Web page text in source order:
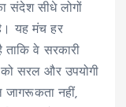
संदेश सीधे लोगों
यह मंच हर
ताकि वे सरकारी
सरल और उपयोगी
नहीं,